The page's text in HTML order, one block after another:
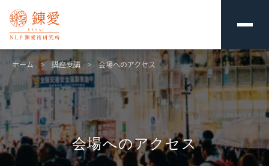
ホーム > 講座受講 > 会場へのアクセス
会場へのアクセス